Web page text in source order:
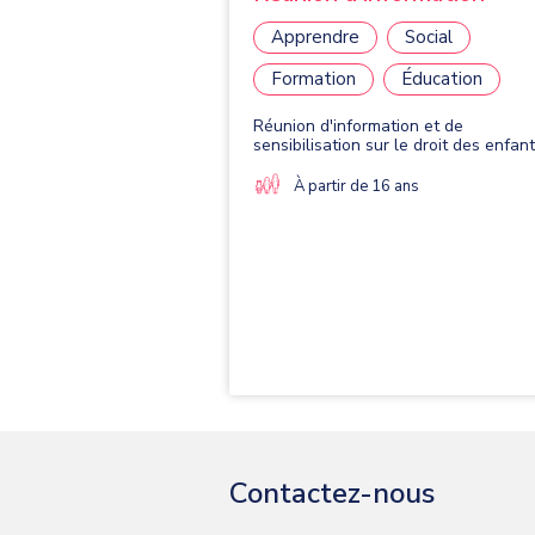
Apprendre
Social
Formation
Éducation
Réunion d'information et de
sensibilisation sur le droit des
À partir de 16 ans
Contactez-nous